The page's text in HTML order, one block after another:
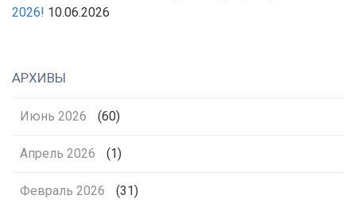
2026! 10.06.2026
АРХИВЫ
Июнь 2026 (60)
Апрель 2026 (1)
Февраль 2026 (31)